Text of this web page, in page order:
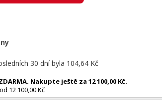
30 dní byla 104,64 Kč
Nakupte ještě za 12 100,00 Kč.
12 100,00 Kč